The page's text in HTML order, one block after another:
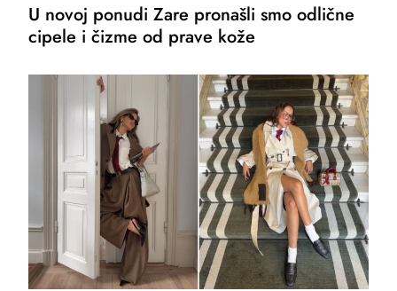
U novoj ponudi Zare pronašli smo odlične
cipele i čizme od prave kože